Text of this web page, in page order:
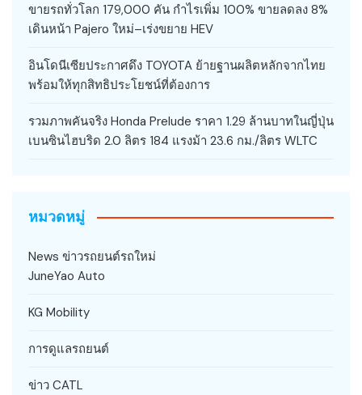
ขายรถทั่วโลก 179,000 คัน กำไรเพิ่ม 100% ขายลดลง 8%
เดินหน้า Pajero ใหม่–เร่งขยาย HEV
อินโดนีเซียประกาศดึง TOYOTA ย้ายฐานผลิตหลักจากไทย
พร้อมให้ทุกสิทธิประโยชน์ที่ต้องการ
รวมภาพคันจริง Honda Prelude ราคา 1.29 ล้านบาทในญี่ปุ่น
เบนซินไฮบริด 2.0 ลิตร 184 แรงม้า 23.6 กม./ลิตร WLTC
หมวดหมู่
News ข่าวรถยนต์รถใหม่
JuneYao Auto
KG Mobility
การดูแลรถยนต์
ข่าว CATL